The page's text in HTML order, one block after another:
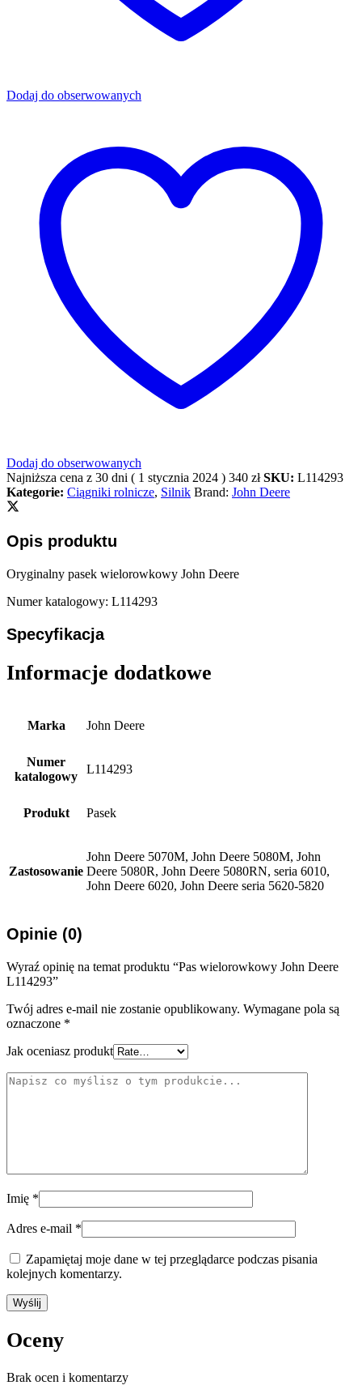
Dodaj do obserwowanych
Dodaj do obserwowanych
Najniższa cena z 30 dni ( 1 stycznia 2024 ) 340 zł SKU: L114293
Kategorie: Ciągniki rolnicze, Silnik Brand: John Deere
Opis produktu
Oryginalny pasek wielorowkowy John Deere
Numer katalogowy: L114293
Specyfikacja
Informacje dodatkowe
Marka John Deere
Numer
katalogowy
L114293
Produkt Pasek
Zastosowanie
John Deere 5070M, John Deere 5080M, John
Deere 5080R, John Deere 5080RN, seria 6010,
John Deere 6020, John Deere seria 5620-5820
Opinie (0)
Wyraź opinię na temat produktu “Pas wielorowkowy John Deere
L114293”
Twój adres e-mail nie zostanie opublikowany. Wymagane pola są
oznaczone *
Jak oceniasz produkt
Imię *
Adres e-mail *
Zapamiętaj moje dane w tej przeglądarce podczas pisania
kolejnych komentarzy.
Oceny
Brak ocen i komentarzy